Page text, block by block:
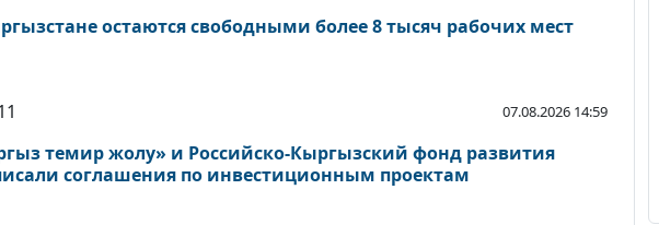
остаются свободными более 8 тысяч рабочих мест
07.08.2026 14:59
темир жолу» и Российско-Кыргызский фонд развития
соглашения по инвестиционным проектам